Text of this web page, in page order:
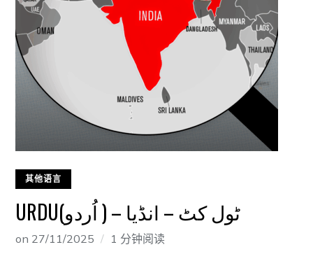
其他语言
URDU(اُردو ) – ٹول کٹ – انڈیا
on 27/11/2025 1 分钟阅读